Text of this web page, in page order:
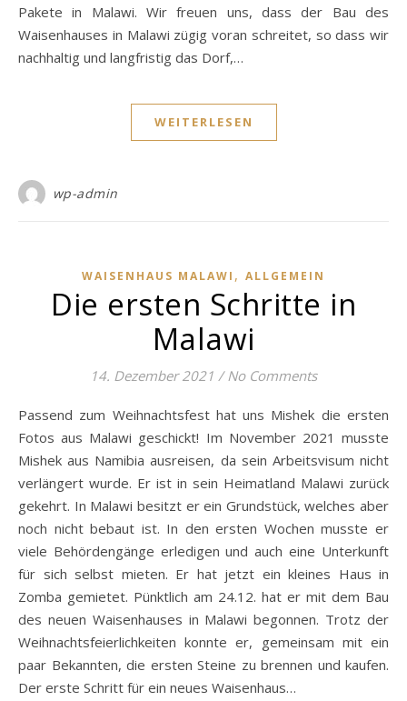
Pakete in Malawi. Wir freuen uns, dass der Bau des
Waisenhauses in Malawi zügig voran schreitet, so dass wir
nachhaltig und langfristig das Dorf,…
WEITERLESEN
wp-admin
WAISENHAUS MALAWI , ALLGEMEIN
Die ersten Schritte in
Malawi
14. Dezember 2021 / No Comments
Passend zum Weihnachtsfest hat uns Mishek die ersten
Fotos aus Malawi geschickt! Im November 2021 musste
Mishek aus Namibia ausreisen, da sein Arbeitsvisum nicht
verlängert wurde. Er ist in sein Heimatland Malawi zurück
gekehrt. In Malawi besitzt er ein Grundstück, welches aber
noch nicht bebaut ist. In den ersten Wochen musste er
viele Behördengänge erledigen und auch eine Unterkunft
für sich selbst mieten. Er hat jetzt ein kleines Haus in
Zomba gemietet. Pünktlich am 24.12. hat er mit dem Bau
des neuen Waisenhauses in Malawi begonnen. Trotz der
Weihnachtsfeierlichkeiten konnte er, gemeinsam mit ein
paar Bekannten, die ersten Steine zu brennen und kaufen.
Der erste Schritt für ein neues Waisenhaus…